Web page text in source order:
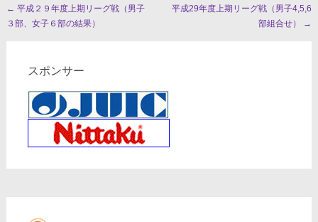
投
稿
← 平成２９年度上期リーグ戦（男子
３部、女子６部の結果）
平成29年度上期リーグ戦（男子4,5,6
部組合せ）
→
スポンサー